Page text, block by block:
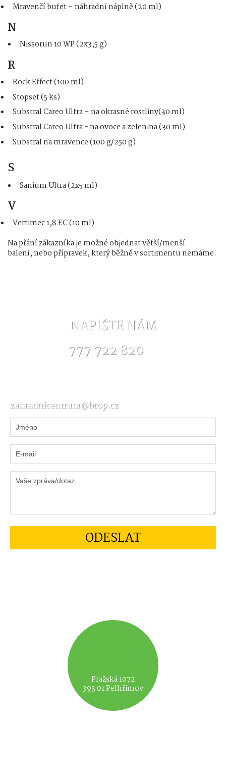
Mravenčí bufet – náhradní náplně (20 ml)
N
Nissorun 10 WP (2x3,5 g)
R
Rock Effect (100 ml)
Stopset (5 ks)
Substral Careo Ultra – na okrasné rostliny(30 ml)
Substral Careo Ultra - na ovoce a zelenina (30 ml)
Substral na mravence (100 g/250 g)
S
Sanium Ultra (2x5 ml)
V
Vertimec 1,8 EC (10 ml)
Na přání zákazníka je možné objednat větší/menší
balení, nebo přípravek, který běžně v sortimentu nemáme.
NAPIŠTE NÁM
777 722 820
zahradnicentrum@brop.cz
Pražská 1072
393 01 Pelhřimov